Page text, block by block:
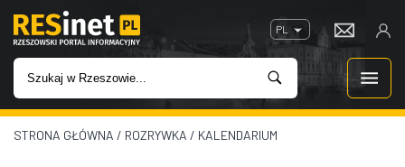
PL
WIADOMOŚCI
STRONA GŁÓWNA / ROZRYWKA / KALENDARIUM